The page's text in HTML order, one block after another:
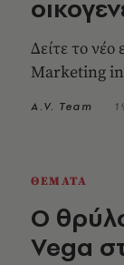
Δείτε το
Marketing
A.V. Team
ΘΕΜΑΤΑ
Ο
Vega